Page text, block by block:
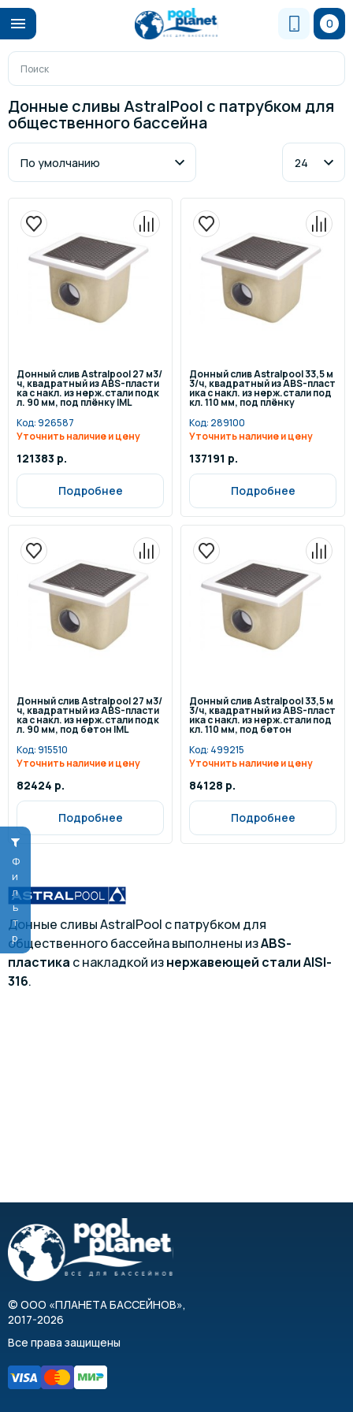
0
Фильтр
Донные сливы AstralPool с патрубком для
общественного бассейна
Донный слив Astralpool 27 м3/
ч, квадратный из ABS-пласти
ка с накл. из нерж.стали подк
л. 90 мм, под плёнку IML
Код:926587
Уточнить наличие и цену
121383 р.
Подробнее
Донный слив Astralpool 33,5 м
3/ч, квадратный из ABS-пласт
ика с накл. из нерж.стали под
кл. 110 мм, под плёнку
Код: 289100
Уточнить наличие и цену
137191 р.
Подробнее
Донный слив Astralpool 27 м3/
ч, квадратный из ABS-пласти
ка с накл. из нерж.стали подк
л. 90 мм, под бетон IML
Код:915510
Уточнить наличие и цену
82424 р.
Подробнее
Донный слив Astralpool 33,5 м
3/ч, квадратный из ABS-пласт
ика с накл. из нерж.стали под
кл. 110 мм, под бетон
Код: 499215
Уточнить наличие и цену
84128 р.
Подробнее
Донные сливы AstralPool с патрубком для
общественного бассейна выполнены изABS-
пластика с накладкой изнержавеющей стали AISI-
316.
© ООО «ПЛАНЕТА БАССЕЙНОВ»,
2017-2026
Все права защищены